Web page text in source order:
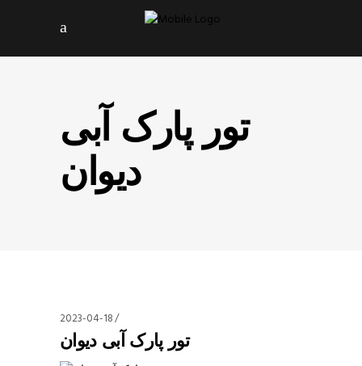
تور پارک آبی
دیوان
2023-04-18
تور پارک آبی دیوان